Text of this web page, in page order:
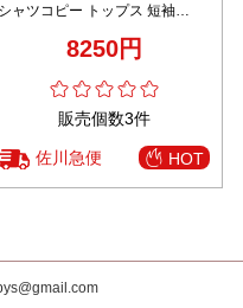
シャツコピー トップス 短袖
8250円
販売個数3件
佐川急便 HOT